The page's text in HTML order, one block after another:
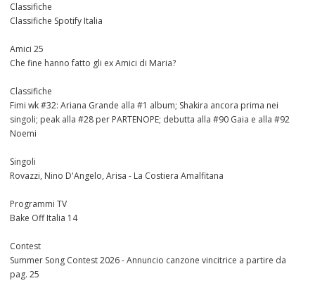
Classifiche
Classifiche Spotify Italia
Amici 25
Che fine hanno fatto gli ex Amici di Maria?
Classifiche
Fimi wk #32: Ariana Grande alla #1 album; Shakira ancora prima nei
singoli; peak alla #28 per PARTENOPE; debutta alla #90 Gaia e alla #92
Noemi
Singoli
Rovazzi, Nino D'Angelo, Arisa - La Costiera Amalfitana
Programmi TV
Bake Off Italia 14
Contest
Summer Song Contest 2026 - Annuncio canzone vincitrice a partire da
pag. 25